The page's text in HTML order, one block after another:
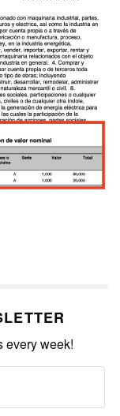
every week!